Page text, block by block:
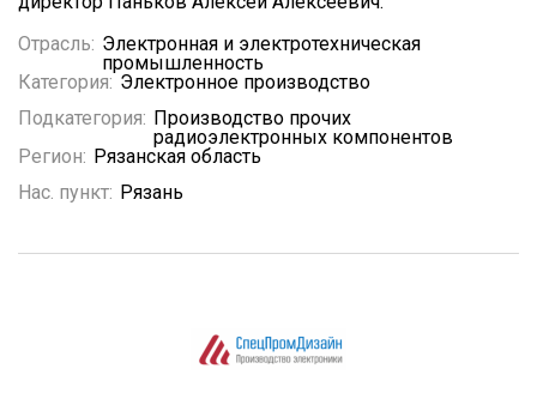
Отрасль: Электронная и электротехническая
промышленность
Категория: Электронное производство
Подкатегория: Производство прочих
радиоэлектронных компонентов
Регион: Рязанская область
Нас. пункт: Рязань